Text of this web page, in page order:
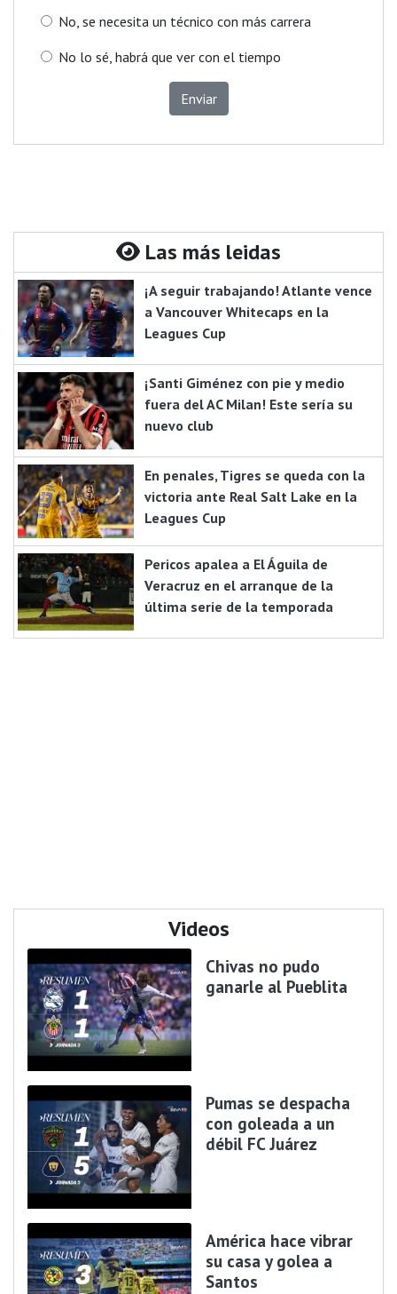
No, se necesita un técnico con más carrera
No lo sé, habrá que ver con el tiempo
Enviar
Las más leidas
¡A seguir trabajando! Atlante vence
a Vancouver Whitecaps en la
Leagues Cup
¡Santi Giménez con pie y medio
fuera del AC Milan! Este sería su
nuevo club
En penales, Tigres se queda con la
victoria ante Real Salt Lake en la
Leagues Cup
Pericos apalea a El Águila de
Veracruz en el arranque de la
última serie de la temporada
Videos
Chivas no pudo
ganarle al Pueblita
Pumas se despacha
con goleada a un
débil FC Juárez
América hace vibrar
su casa y golea a
Santos